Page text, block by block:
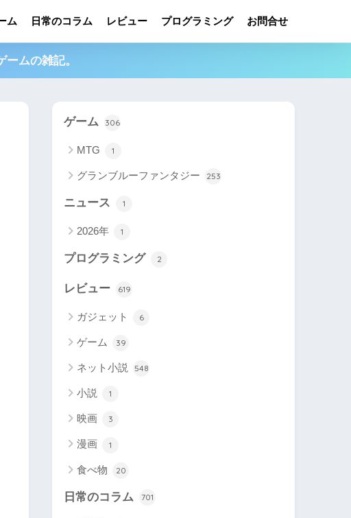
ム 日常のコラム レビュー プログラミング お問合せ
ムの雑記。
ゲーム 306
MTG 1
グランブルーファンタジー 253
ニュース 1
2026年 1
プログラミング 2
レビュー 619
ガジェット 6
ゲーム 39
ネット小説 548
小説 1
映画 3
漫画 1
食べ物 20
日常のコラム 701